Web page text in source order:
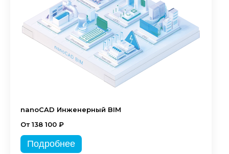
nanoCAD Инженерный BIM
От 138 100 ₽
Подробнее